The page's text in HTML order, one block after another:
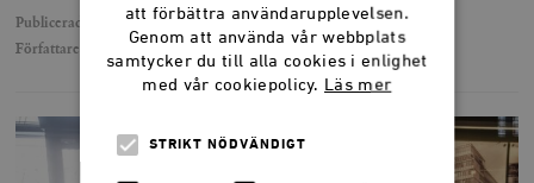
Publicerad
13 juni 2025
Författare
Svend Dahl
att förbättra användarupplevelsen.
Genom att använda vår webbplats
samtycker du till alla cookies i enlighet
med vår cookiepolicy. Läs mer
STRIKT NÖDVÄNDIGT